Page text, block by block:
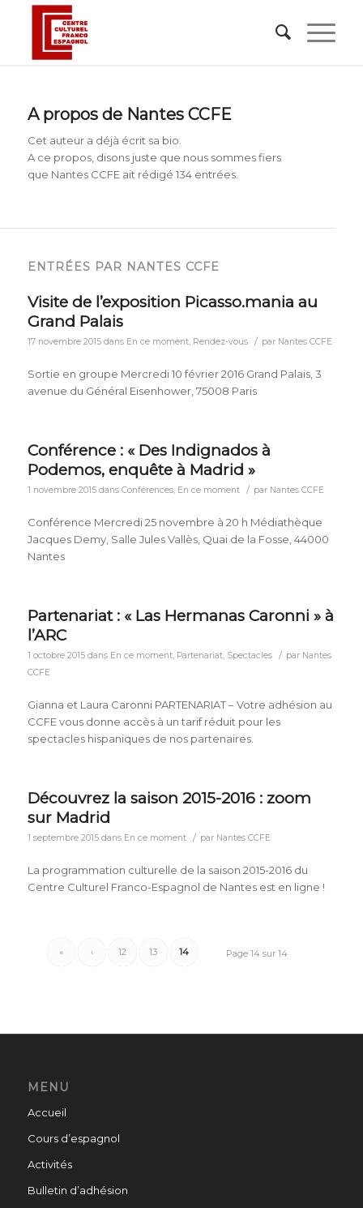
A propos de Nantes CCFE
Cet auteur a déjà écrit sa bio.
A ce propos, disons juste que nous sommes fiers
que Nantes CCFEait rédigé 134 entrées.
ENTRÉES PAR NANTES CCFE
Visite de l’exposition Picasso.mania au
Grand Palais
17 novembre 2015 dans En ce moment, Rendez-vous / par Nantes CCFE
Sortie en groupe Mercredi 10 février 2016 Grand Palais, 3
avenue du Général Eisenhower, 75008 Paris
Conférence : « Des Indignados à
Podemos, enquête à Madrid »
1 novembre 2015 dans Conférences, En ce moment / par Nantes CCFE
Conférence Mercredi 25 novembre à 20 h Médiathèque
Jacques Demy, Salle Jules Vallès, Quai de la Fosse, 44000
Nantes
Partenariat : « Las Hermanas Caronni » à
l’ARC
1 octobre 2015 dans En ce moment, Partenariat, Spectacles / par Nantes
CCFE
Gianna et Laura Caronni PARTENARIAT – Votre adhésion au
CCFE vous donne accès à un tarif réduit pour les
spectacles hispaniques de nos partenaires.
Découvrez la saison 2015-2016 : zoom
sur Madrid
1 septembre 2015 dans En ce moment / par Nantes CCFE
La programmation culturelle de la saison 2015-2016 du
Centre Culturel Franco-Espagnol de Nantes est en ligne !
Page 14 sur 14
« ‹ 12 13 14
MENU
Accueil
Cours d’espagnol
Activités
Bulletin d’adhésion